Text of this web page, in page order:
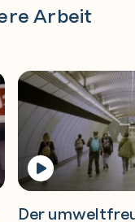
Arbeit
Der